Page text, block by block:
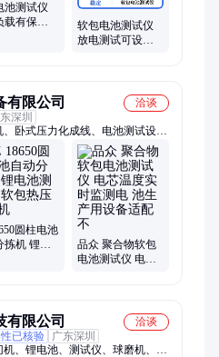
池测试仪
载有保护
软包电池测试仪
放电测试可设定
有限公司
洽谈
深圳
卧式压力化成线、电池测试设
池化成分容、半固态电池化成分
成分容柜、大铝壳恒温负压针床
圆柱电池
拣机 锂电
品众 聚合物软包
电池测试仪 电芯
有限公司
洽谈
已核验
广东深圳
、锂电池、测试仪、球磨机、破